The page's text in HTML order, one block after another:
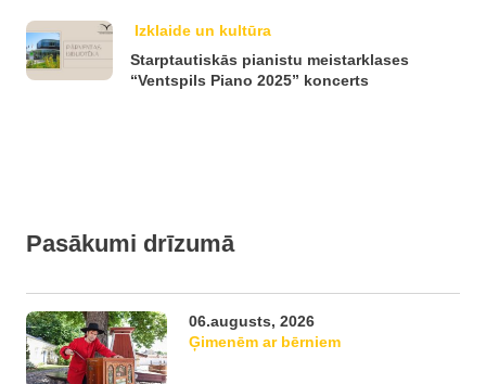
Izklaide un kultūra
Starptautiskās pianistu meistarklases
“Ventspils Piano 2025” koncerts
Pasākumi drīzumā
06.augusts, 2026
Ģimenēm ar bērniem